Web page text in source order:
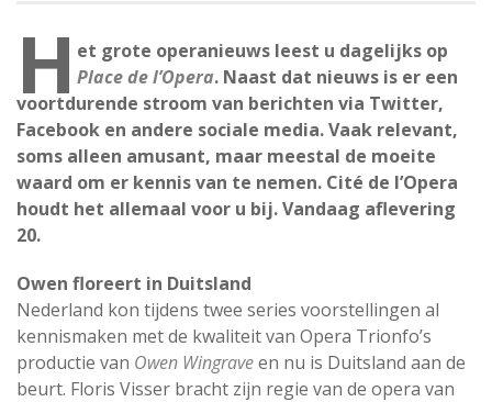
H et grote operanieuws leest u dagelijks op
Place de l’Opera. Naast dat nieuws is er een
voortdurende stroom van berichten via Twitter,
Facebook en andere sociale media. Vaak relevant,
soms alleen amusant, maar meestal de moeite
waard om er kennis van te nemen. Cité de l’Opera
houdt het allemaal voor u bij. Vandaag aflevering
20.
Owen floreert in Duitsland
Nederland kon tijdens twee series voorstellingen al
kennismaken met de kwaliteit van Opera Trionfo’s
productie van Owen Wingraveen nu is Duitsland aan de
beurt. Floris Visser bracht zijn regie van de opera van